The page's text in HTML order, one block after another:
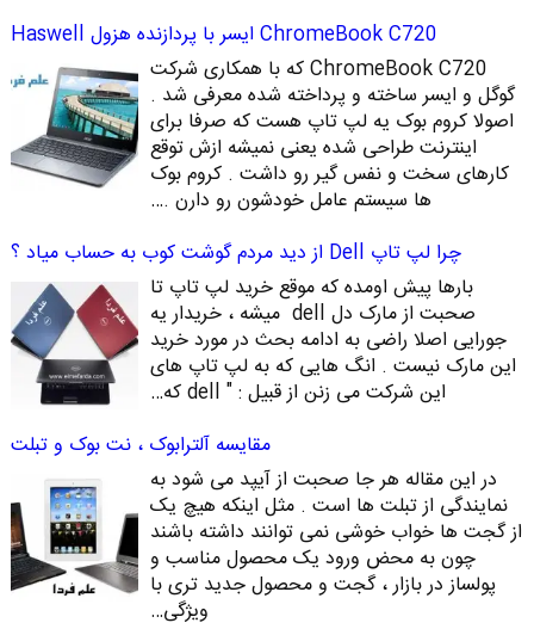
ChromeBook C720 ایسر با پردازنده هزول Haswell
ChromeBook C720 که با همکاری شرکت
گوگل و ایسر ساخته و پرداخته شده معرفی شد .
اصولا کروم بوک یه لپ تاپ هست که صرفا برای
اینترنت طراحی شده یعنی نمیشه ازش توقع
کارهای سخت و نفس گیر رو داشت . کروم بوک
ها سیستم عامل خودشون رو دارن .…
چرا لپ تاپ Dell از دید مردم گوشت کوب به حساب میاد ؟
بارها پیش اومده که موقع خرید لپ تاپ تا
صحبت از مارک دل dell میشه ، خریدار یه
جورایی اصلا راضی به ادامه بحث در مورد خرید
این مارک نیست . انگ هایی که به لپ تاپ های
این شرکت می زنن از قبیل : " dell که…
مقایسه آلترابوک ، نت بوک و تبلت
در این مقاله هر جا صحبت از آیپد می شود به
نمایندگی از تبلت ها است . مثل اینکه هیچ یک
از گجت ها خواب خوشی نمی توانند داشته باشند
چون به محض ورود یک محصول مناسب و
پولساز در بازار ، گجت و محصول جدید تری با
ویژگی…